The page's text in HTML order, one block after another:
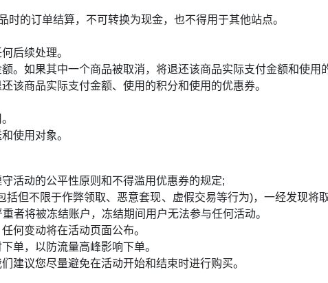
时的订单结算，不可转换为现金，也不得用于其他站点。
后续处理。
。如果其中一个商品被取消，将退还该商品实际支付金额和使用
该商品实际支付金额、使用的积分和使用的优惠券。
使用对象。
活动的公平性原则和不得滥用优惠券的规定;
但不限于作弊领取、恶意套现、虚假交易等行为)，一经发现
者将被冻结账户，冻结期间用户无法参与任何活动。
何变动将在活动页面公布。
单，以防流量高峰影响下单。
建议您尽量避免在活动开始和结束时进行购买。